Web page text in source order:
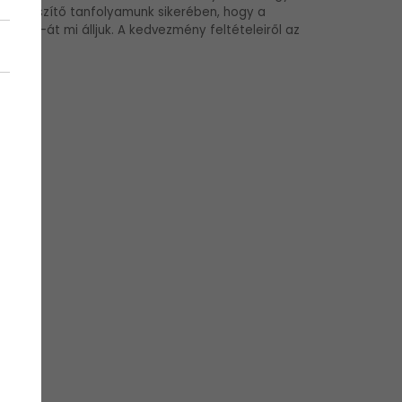
tanfolyamunk sikerében, hogy a
50%-át mi álljuk. A kedvezmény feltételeiről az